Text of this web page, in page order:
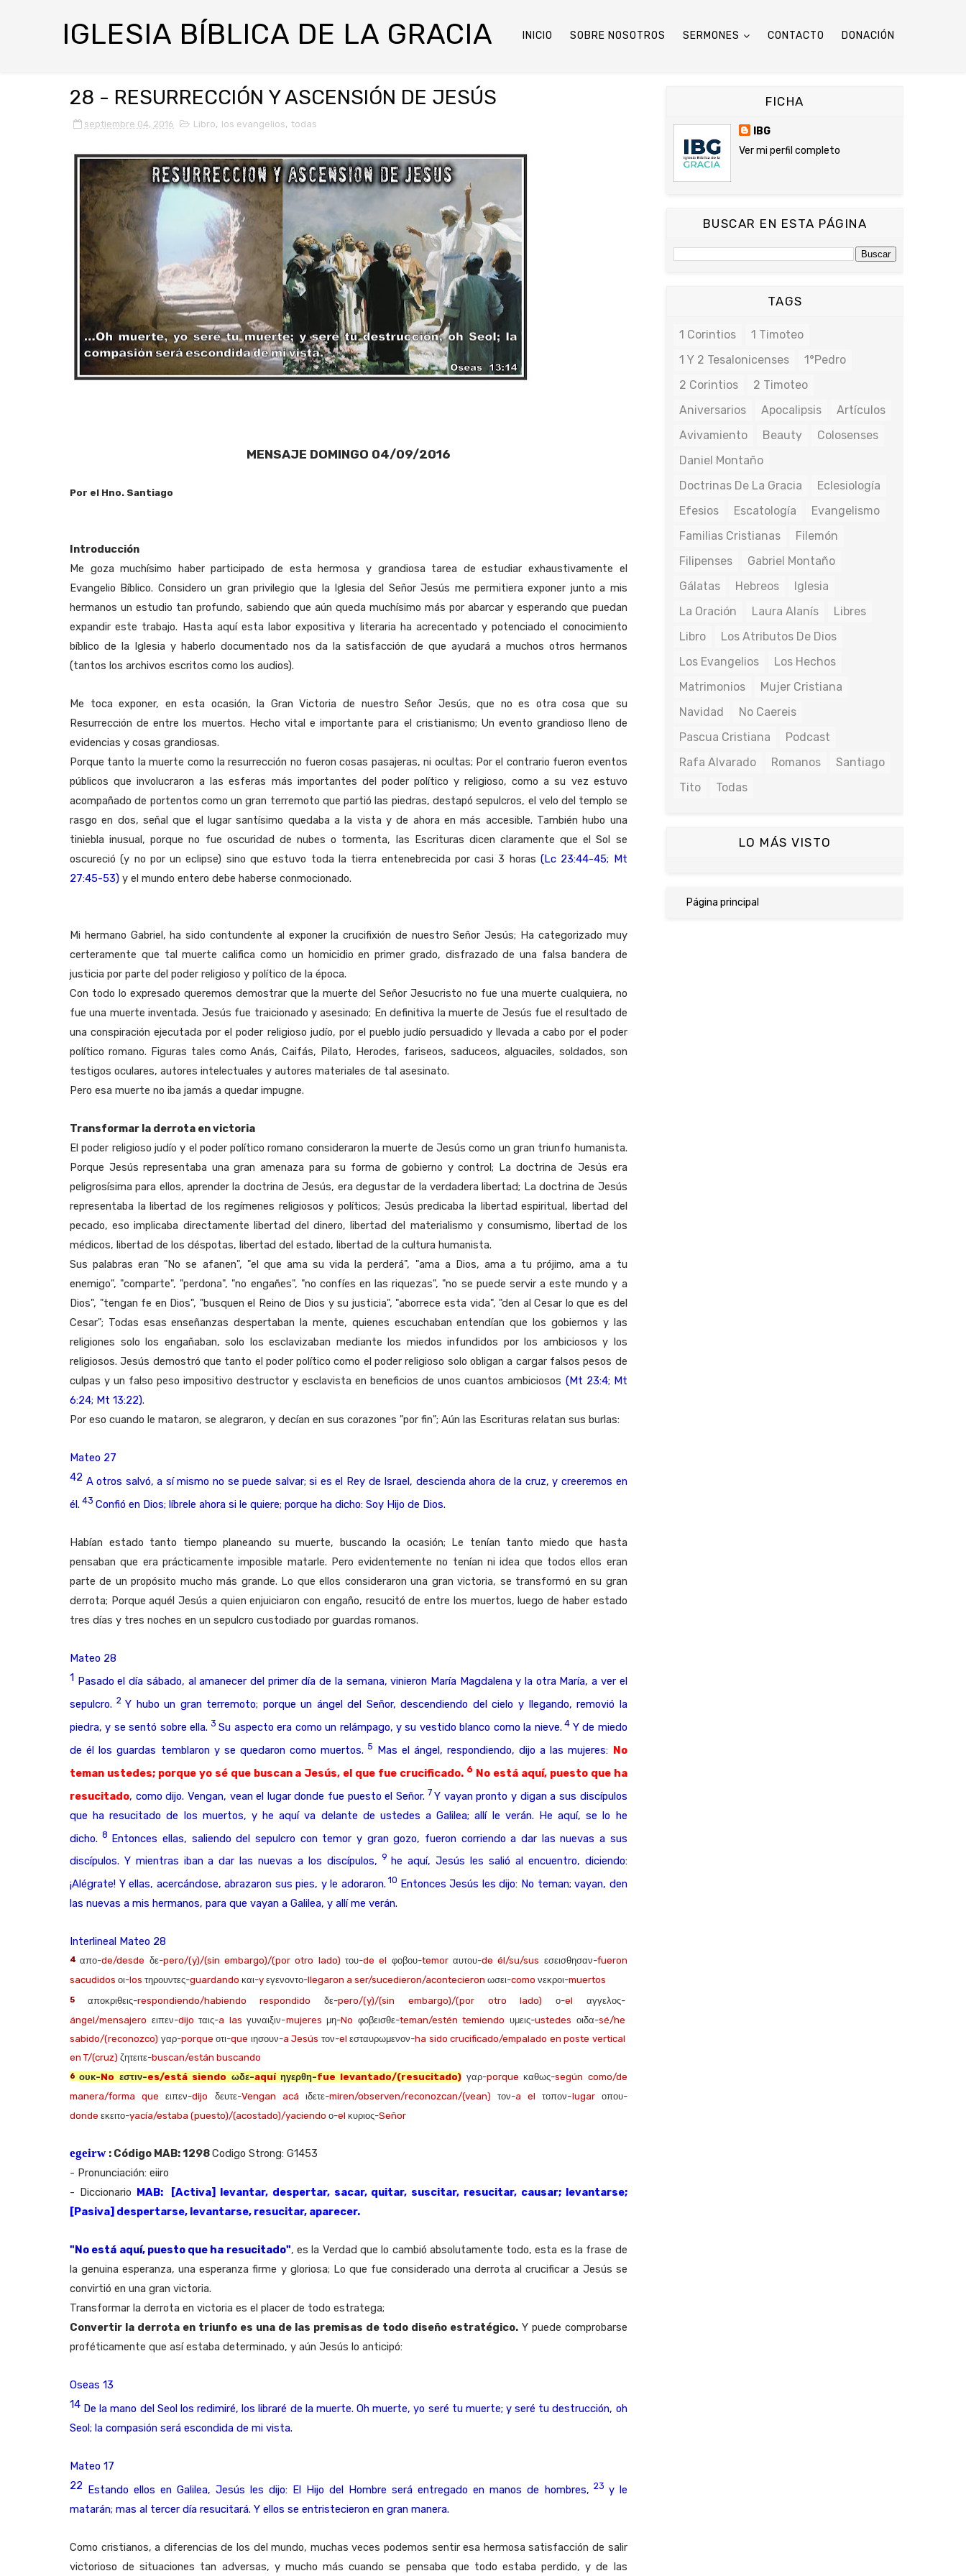
IGLESIA BÍBLICA DE LA GRACIA INICIO SOBRE NOSOTROS SERMONES CONTACTO DONACIÓN
28 - RESURRECCIÓN Y ASCENSIÓN DE JESÚS
septiembre 04, 2016 Libro, los evangelios, todas
MENSAJE DOMINGO 04/09/2016
Por el Hno. Santiago
Introducción
Me goza muchísimo haber participado de esta hermosa y grandiosa tarea de estudiar exhaustivamente el
Evangelio Bíblico. Considero un gran privilegio que la Iglesia del Señor Jesús me permitiera exponer junto a mis
hermanos un estudio tan profundo, sabiendo que aún queda muchísimo más por abarcar y esperando que puedan
expandir este trabajo. Hasta aquí esta labor expositiva y literaria ha acrecentado y potenciado el conocimiento
bíblico de la Iglesia y haberlo documentado nos da la satisfacción de que ayudará a muchos otros hermanos
(tantos los archivos escritos como los audios).
Me toca exponer, en esta ocasión, la Gran Victoria de nuestro Señor Jesús, que no es otra cosa que su
Resurrección de entre los muertos. Hecho vital e importante para el cristianismo; Un evento grandioso lleno de
evidencias y cosas grandiosas.
Porque tanto la muerte como la resurrección no fueron cosas pasajeras, ni ocultas; Por el contrario fueron eventos
públicos que involucraron a las esferas más importantes del poder político y religioso, como a su vez estuvo
acompañado de portentos como un gran terremoto que partió las piedras, destapó sepulcros, el velo del templo se
rasgo en dos, señal que el lugar santísimo quedaba a la vista y de ahora en más accesible. También hubo una
tiniebla inusual, porque no fue oscuridad de nubes o tormenta, las Escrituras dicen claramente que el Sol se
oscureció (y no por un eclipse) sino que estuvo toda la tierra entenebrecida por casi 3 horas(Lc 23:44-45; Mt
27:45-53) y el mundo entero debe haberse conmocionado.
Mi hermano Gabriel, ha sido contundente al exponer la crucifixión de nuestro Señor Jesús; Ha categorizado muy
certeramente que tal muerte califica como un homicidio en primer grado, disfrazado de una falsa bandera de
justicia por parte del poder religioso y político de la época.
Con todo lo expresado queremos demostrar que la muerte del Señor Jesucristo no fue una muerte cualquiera, no
fue una muerte inventada. Jesús fue traicionado y asesinado; En definitiva la muerte de Jesús fue el resultado de
una conspiración ejecutada por el poder religioso judío, por el pueblo judío persuadido y llevada a cabo por el poder
político romano. Figuras tales como Anás, Caifás, Pilato, Herodes, fariseos, saduceos, alguaciles, soldados, son
testigos oculares, autores intelectuales y autores materiales de tal asesinato.
Pero esa muerte no iba jamás a quedar impugne.
Transformar la derrota en victoria
El poder religioso judío y el poder político romano consideraron la muerte de Jesús como un gran triunfo humanista.
Porque Jesús representaba una gran amenaza para su forma de gobierno y control; La doctrina de Jesús era
peligrosísima para ellos, aprender la doctrina de Jesús, era degustar de la verdadera libertad; La doctrina de Jesús
representaba la libertad de los regímenes religiosos y políticos; Jesús predicaba la libertad espiritual, libertad del
pecado, eso implicaba directamente libertad del dinero, libertad del materialismo y consumismo, libertad de los
médicos, libertad de los déspotas, libertad del estado, libertad de la cultura humanista.
Sus palabras eran "No se afanen", "el que ama su vida la perderá", "ama a Dios, ama a tu prójimo, ama a tu
enemigo", "comparte", "perdona", "no engañes", "no confíes en las riquezas", "no se puede servir a este mundo y a
Dios", "tengan fe en Dios", "busquen el Reino de Dios y su justicia", "aborrece esta vida", "den al Cesar lo que es del
Cesar"; Todas esas enseñanzas despertaban la mente, quienes escuchaban entendían que los gobiernos y las
religiones solo los engañaban, solo los esclavizaban mediante los miedos infundidos por los ambiciosos y los
religiosos. Jesús demostró que tanto el poder político como el poder religioso solo obligan a cargar falsos pesos de
culpas y un falso peso impositivo destructor y esclavista en beneficios de unos cuantos ambiciosos (Mt 23:4; Mt
6:24; Mt 13:22).
Por eso cuando le mataron, se alegraron, y decían en sus corazones "por fin"; Aún las Escrituras relatan sus burlas:
Mateo 27
42 A otros salvó, a sí mismo no se puede salvar; si es el Rey de Israel, descienda ahora de la cruz, y creeremos en
él. 43 Confió en Dios; líbrele ahora si le quiere; porque ha dicho: Soy Hijo de Dios.
Habían estado tanto tiempo planeando su muerte, buscando la ocasión; Le tenían tanto miedo que hasta
pensaban que era prácticamente imposible matarle. Pero evidentemente no tenían ni idea que todos ellos eran
parte de un propósito mucho más grande. Lo que ellos consideraron una gran victoria, se transformó en su gran
derrota; Porque aquél Jesús a quien enjuiciaron con engaño, resucitó de entre los muertos, luego de haber estado
tres días y tres noches en un sepulcro custodiado por guardas romanos.
Mateo 28
1 Pasado el día sábado, al amanecer del primer día de la semana, vinieron María Magdalena y la otra María, a ver el
sepulcro. 2Y hubo un gran terremoto; porque un ángel del Señor, descendiendo del cielo y llegando, removió la
piedra, y se sentó sobre ella. 3Su aspecto era como un relámpago, y su vestido blanco como la nieve. 4 Y de miedo
de él los guardas temblaron y se quedaron como muertos. 5 Mas el ángel, respondiendo, dijo a las mujeres: No
teman ustedes; porque yo sé que buscan a Jesús, el que fue crucificado. 6 No está aquí, puesto que ha
resucitado, como dijo. Vengan, vean el lugar donde fue puesto el Señor. 7Y vayan pronto y digan a sus discípulos
que ha resucitado de los muertos, y he aquí va delante de ustedes a Galilea; allí le verán. He aquí, se lo he
dicho. 8 Entonces ellas, saliendo del sepulcro con temor y gran gozo, fueron corriendo a dar las nuevas a sus
discípulos. Y mientras iban a dar las nuevas a los discípulos, 9he aquí, Jesús les salió al encuentro, diciendo:
¡Alégrate! Y ellas, acercándose, abrazaron sus pies, y le adoraron. 10 Entonces Jesús les dijo: No teman; vayan, den
las nuevas a mis hermanos, para que vayan a Galilea, y allí me verán.
Interlineal Mateo 28
4απο-de/desde δε-pero/(y)/(sin embargo)/(por otro lado) του-de el φοβου-temorαυτου-de él/su/sus εσεισθησαν-fueron
sacudidos οι-los τηρουντες-guardando και-y εγενοντο-llegaron a ser/sucedieron/acontecieron ωσει-como νεκροι-muertos
5 αποκριθεις-respondiendo/habiendo respondido δε-pero/(y)/(sin embargo)/(por otro lado) ο-el αγγελος-
ángel/mensajero ειπεν-dijo ταις-a las γυναιξιν-mujeres μη-No φοβεισθε-teman/estén temiendo υμεις-ustedes οιδα-sé/he
sabido/(reconozco) γαρ-porque οτι-que ιησουν-a Jesús τον-el εσταυρωμενον-ha sido crucificado/empalado en poste vertical
en T/(cruz) ζητειτε-buscan/están buscando
6ουκ-No εστιν-es/está siendo ωδε-aquíηγερθη-fue levantado/(resucitado) γαρ-porque καθως-según como/de
manera/forma que ειπεν-dijo δευτε-Vengan acá ιδετε-miren/observen/reconozcan/(vean) τον-a el τοπον-lugarοπου-
donde εκειτο-yacía/estaba (puesto)/(acostado)/yaciendo ο-el κυριος-Señor
egeirw : Código MAB: 1298Codigo Strong: G1453
- Pronunciación: eiiro
- Diccionario
MAB: [Activa] levantar, despertar, sacar, quitar, suscitar, resucitar, causar; levantarse;
[Pasiva] despertarse, levantarse, resucitar, aparecer.
"No está aquí, puesto que ha resucitado", es la Verdad que lo cambió absolutamente todo, esta es la frase de
la genuina esperanza, una esperanza firme y gloriosa; Lo que fue considerado una derrota al crucificar a Jesús se
convirtió en una gran victoria.
Transformar la derrota en victoria es el placer de todo estratega;
Convertir la derrota en triunfo es una de las premisas de todo diseño estratégico. Y puede comprobarse
proféticamente que así estaba determinado, y aún Jesús lo anticipó:
Oseas 13
14 De la mano del Seol los redimiré, los libraré de la muerte. Oh muerte, yo seré tu muerte; y seré tu destrucción, oh
Seol; la compasión será escondida de mi vista.
Mateo 17
22 Estando ellos en Galilea, Jesús les dijo: El Hijo del Hombre será entregado en manos de hombres, 23 y le
matarán; mas al tercer día resucitará. Y ellos se entristecieron en gran manera.
Como cristianos, a diferencias de los del mundo, muchas veces podemos sentir esa hermosa satisfacción de salir
victorioso de situaciones tan adversas, y mucho más cuando se pensaba que todo estaba perdido, y de las
FICHA
IBG
Ver mi perfil completo
BUSCAR EN ESTA PÁGINA
TAGS
1 Corintios
1 Timoteo
1 Y 2 Tesalonicenses
1°Pedro
2 Corintios
2 Timoteo
Aniversarios
Apocalipsis
Artículos
Avivamiento
Beauty
Colosenses
Daniel Montaño
Doctrinas De La Gracia
Eclesiología
Efesios
Escatología
Evangelismo
Familias Cristianas
Filemón
Filipenses
Gabriel Montaño
Gálatas
Hebreos
Iglesia
La Oración
Laura Alanís
Libres
Libro
Los Atributos De Dios
Los Evangelios
Los Hechos
Matrimonios
Mujer Cristiana
Navidad
No Caereis
Pascua Cristiana
Podcast
Rafa Alvarado
Romanos
Santiago
Tito
Todas
LO MÁS VISTO
Página principal